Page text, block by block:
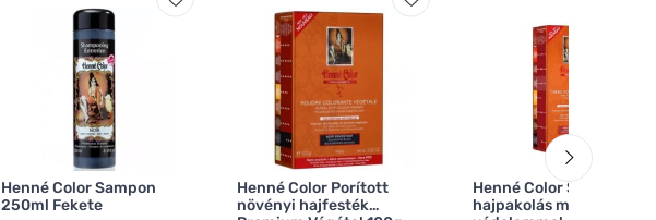
Henné Color Sampon
250ml Fekete
Henné Color Porított
növényi hajfesték
Henné Color Színezett
hajpakolás magas fokú